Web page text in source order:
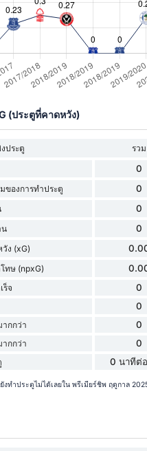
(ประตูที่คาดหวัง)
ประตู รวม
0
ของการทำประตู 0
0
น 0
ง (xG)
ทษ (npxG)
ร็จ 0
0
ากกว่า 0
ากกว่า 0
0 นาทีต่
งทำประตูไม่ได้เลยใน พรีเมียร์ชิพ ฤดูกาล